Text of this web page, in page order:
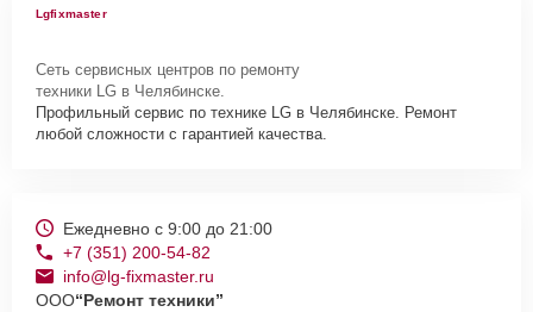
Lgfixmaster
Сеть сервисных центров по ремонту
техники LG в Челябинске.
Профильный сервис по технике LG в Челябинске. Ремонт
любой сложности с гарантией качества.
Ежедневно с 9:00 до 21:00
+7 (351) 200-54-82
info@lg-fixmaster.ru
ООО“Ремонт техники”